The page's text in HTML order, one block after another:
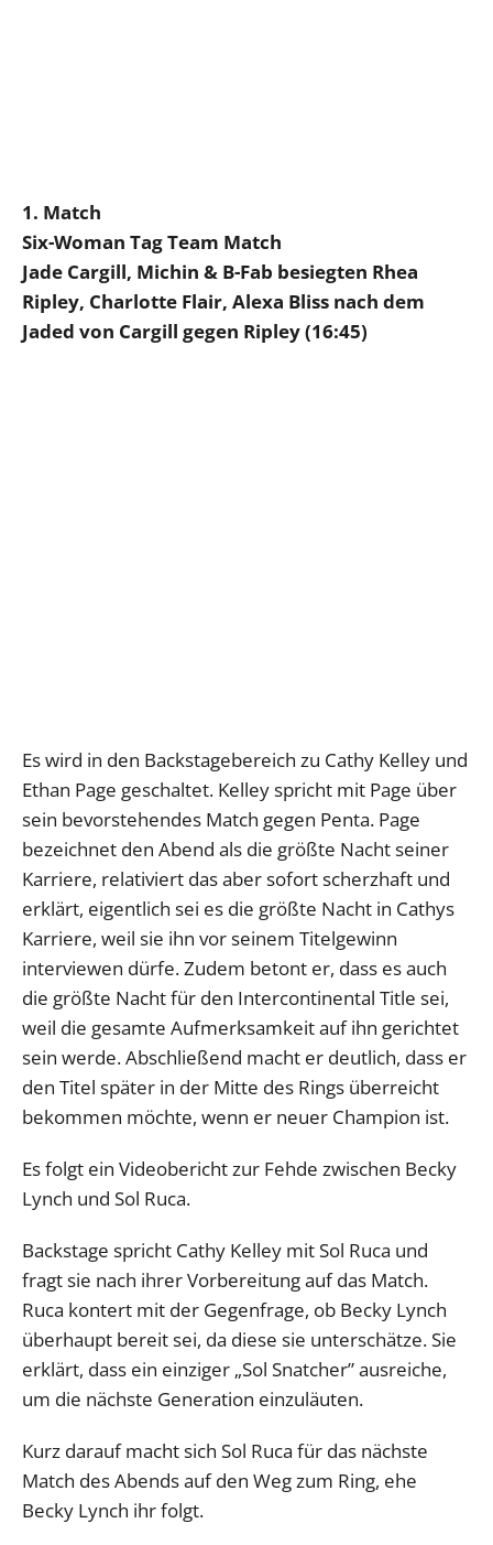
1. Match
Six-Woman Tag Team Match
Jade Cargill, Michin & B-Fab besiegten Rhea
Ripley, Charlotte Flair, Alexa Bliss nach dem
Jaded von Cargill gegen Ripley (16:45)
Es wird in den Backstagebereich zu Cathy Kelley und
Ethan Page geschaltet. Kelley spricht mit Page über
sein bevorstehendes Match gegen Penta. Page
bezeichnet den Abend als die größte Nacht seiner
Karriere, relativiert das aber sofort scherzhaft und
erklärt, eigentlich sei es die größte Nacht in Cathys
Karriere, weil sie ihn vor seinem Titelgewinn
interviewen dürfe. Zudem betont er, dass es auch
die größte Nacht für den Intercontinental Title sei,
weil die gesamte Aufmerksamkeit auf ihn gerichtet
sein werde. Abschließend macht er deutlich, dass er
den Titel später in der Mitte des Rings überreicht
bekommen möchte, wenn er neuer Champion ist.
Es folgt ein Videobericht zur Fehde zwischen Becky
Lynch und Sol Ruca.
Backstage spricht Cathy Kelley mit Sol Ruca und
fragt sie nach ihrer Vorbereitung auf das Match.
Ruca kontert mit der Gegenfrage, ob Becky Lynch
überhaupt bereit sei, da diese sie unterschätze. Sie
erklärt, dass ein einziger „Sol Snatcher” ausreiche,
um die nächste Generation einzuläuten.
Kurz darauf macht sich Sol Ruca für das nächste
Match des Abends auf den Weg zum Ring, ehe
Becky Lynch ihr folgt.